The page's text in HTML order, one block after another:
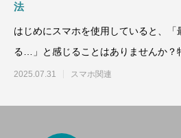
法
はじめにスマホを使用していると、「
る…」と感じることはありませんか？
視聴をしているとき
2025.07.31 スマホ関連